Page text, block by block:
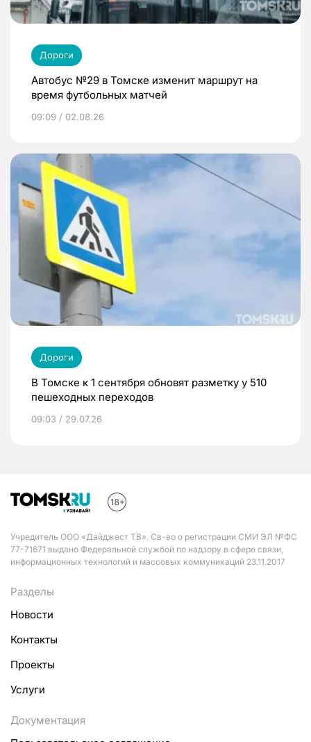
Дороги
Автобус №29 в Томске изменит маршрут на
время футбольных матчей
09:09 / 02.08.26
Дороги
В Томске к 1 сентября обновят разметку у 510
пешеходных переходов
09:03 / 29.07.26
Учредитель ООО «Дайджест ТВ». Св-во о регистрации СМИ ЭЛ №ФС
77-71671 выдано Федеральной службой по надзору в сфере связи,
информационных технологий и массовых коммуникаций 23.11.2017
Разделы
Новости
Контакты
Проекты
Услуги
Документация